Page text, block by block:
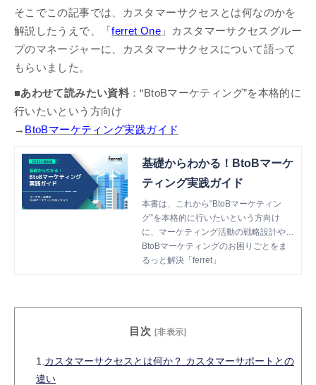
そこでこの記事では、カスタマーサクセスとは何なのかを
解説したうえで、「ferret One 」カスタマーサクセスグルー
プのマネージャーに、カスタマーサクセスについて語って
もらいました。
■あわせて読みたい資料 ：“BtoBマーケティング”を本格的に
行いたいという方向け
→ BtoBマーケティング実践ガイド
基礎からわかる！BtoBマーケ
ティング実践ガイド
本書は、これから“BtoBマーケティン
グ”を本格的に行いたいという方向け
に、マーケティング活動の戦略設計や各
種施策のTipsを網羅した資料です。
BtoBマーケティングのお困りごとをま
るっと解決「ferret」
目次 [非表示]
1. カスタマーサクセスとは何か？ カスタマーサポートとの
違い